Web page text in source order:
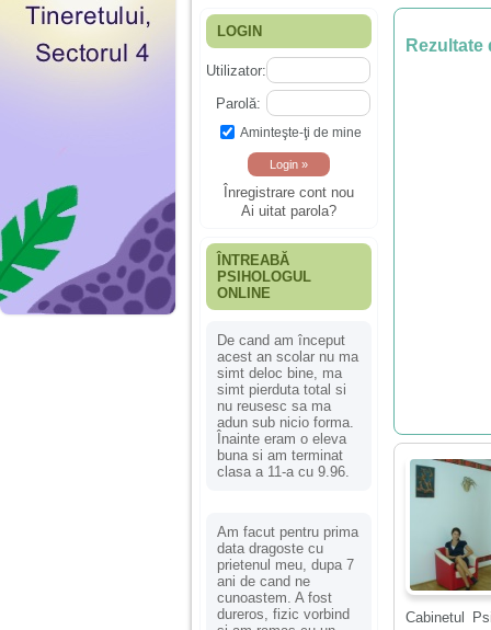
LOGIN
Utilizator:
Parolă:
Aminteşte-ţi de mine
Înregistrare cont nou
Ai uitat parola?
ÎNTREABĂ
PSIHOLOGUL
ONLINE
De cand am început
acest an scolar nu ma
simt deloc bine, ma
simt pierduta total si
nu reusesc sa ma
adun sub nicio forma.
Înainte eram o eleva
buna si am terminat
clasa a 11-a cu 9.96.
Am facut pentru prima
data dragoste cu
prietenul meu, dupa 7
ani de cand ne
cunoastem. A fost
dureros, fizic vorbind
Rezultate
Cabinetul